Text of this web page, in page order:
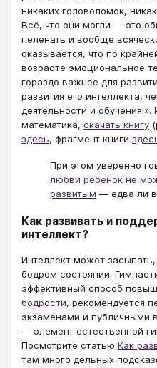
никаких головоломок,
Всё, что они могли — это
пеленать и вообще
оказывается, что по
возрасте эмоциональное
гораздо важнее для
развития его интеллекта,
деятельности и
математика, скачать книгу
здесь, фрагмент книги
При этом уверенно
любви ребенок не
развитым — едва ли
Как развивать и
интеллект?
Интеллект может
бодром состоянии.
эффективный способ
бодрости, рекомендуется
экзаменами и публичными
— элемент естественной
Посмотрите статью Как
там много дельных